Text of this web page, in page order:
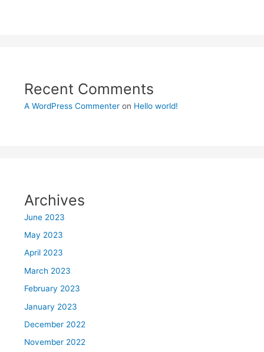
Recent Comments
A WordPress Commenter on Hello world!
Archives
June 2023
May 2023
April 2023
March 2023
February 2023
January 2023
December 2022
November 2022